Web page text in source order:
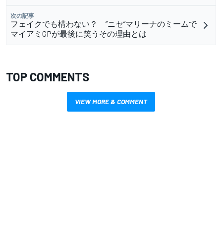
次の記事
フェイクでも構わない？ ”ニセ”マリーナのミームで
マイアミGPが最後に笑うその理由とは
TOP COMMENTS
VIEW MORE & COMMENT